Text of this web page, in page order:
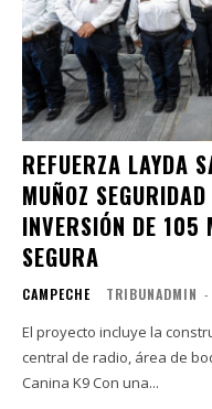
REFUERZA LAYDA
MUÑOZ
INVERSIÓN DE 105
SEGURA
CAMPECHE TRIBUNADMIN -
El proyecto incluye la
central de radio, área de
Canina K9 Con una...